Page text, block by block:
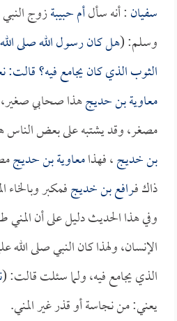
سفيان: أنه سألأم حبيبةزوج
وسلم: (هل كان رسول الله صلى
الثوب الذي كان يجامع فيه؟ قالت:
معاوية بن حديجهذا صحابي صغير،
مصغر، وقد يشتبه على بعض الناس
بن خديج، فهذامعاوية بن حديج
ذاك فـرافع بن خديجفمكبر وبالخاء
وفي هذا الحديث دليل على أن
الإنسان، ولهذا كان النبي صلى
الذي يجامع فيه، ولما سئلت قالت: (
يعني: من نجاسة أو قذر غير المني.